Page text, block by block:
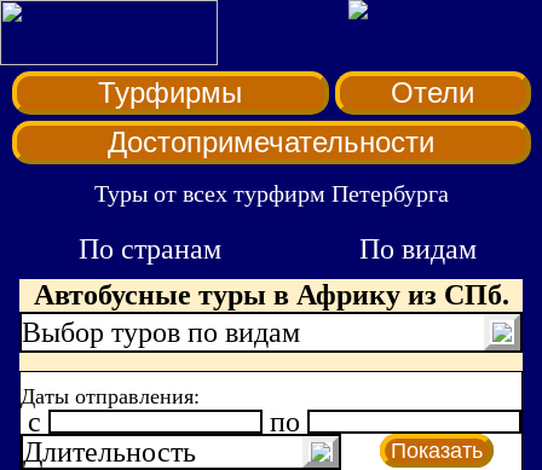
Турфирмы
Отели
Достопримечательности
Туры от всех турфирм Петербурга
По странам
По видам
Автобусные туры в Африку из СПб.
Выбор туров по видам
Даты отправления:
c
по
Длительность
Показать